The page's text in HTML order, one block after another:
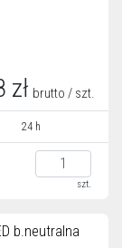
zł brutto / szt.
24 h
szt.
b.neutralna